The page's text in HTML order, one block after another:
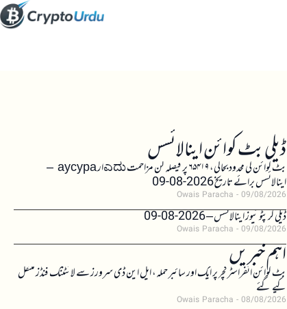
ڈیلی بٹ کوائن اینالائسس بٹ کوائن کی محدود بحالی، ۶۵۴۱۹ پر فیصلہ کن مزاحمت ಎದುار аусура –
اینالائسس برائے تاریخ 2026-08-09
Owais Paracha 09/08/2026
ڈیلی کرپٹو نیوز اینالائسس – 2026-08-09
Owais Paracha 09/08/2026
اہم خبریں
بٹ کوائن انفراسٹرکچر پر ایک اور سائبر حملہ، ایل این ڈی سرورز سے لائٹننگ فنڈز منتقل
کیے گئے
Owais Paracha 08/08/2026